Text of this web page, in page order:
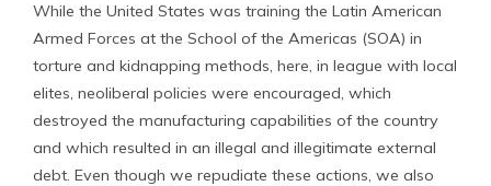
While the United States was training the Latin American
Armed Forces at the School of the Americas (SOA) in
torture and kidnapping methods, here, in league with local
elites, neoliberal policies were encouraged, which
destroyed the manufacturing capabilities of the country
and which resulted in an illegal and illegitimate external
debt. Even though we repudiate these actions, we also